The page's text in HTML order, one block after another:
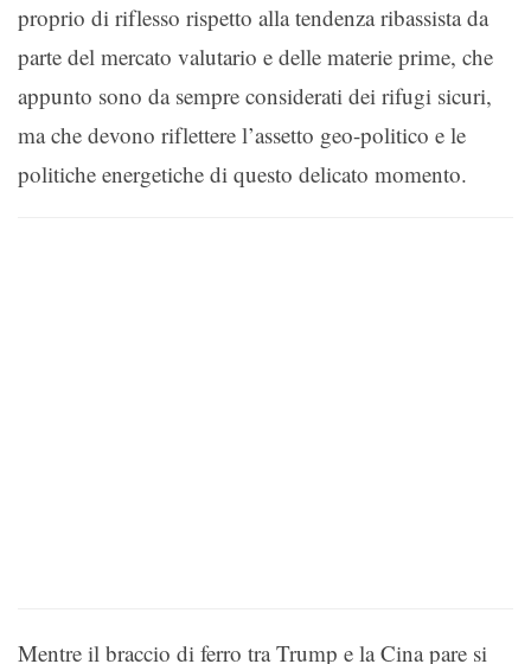
proprio di riflesso rispetto alla tendenza ribassista da
parte del mercato valutario e delle materie prime, che
appunto sono da sempre considerati dei rifugi sicuri,
ma che devono riflettere l’assetto geo-politico e le
politiche energetiche di questo delicato momento.
Mentre il braccio di ferro tra Trump e la Cina pare si